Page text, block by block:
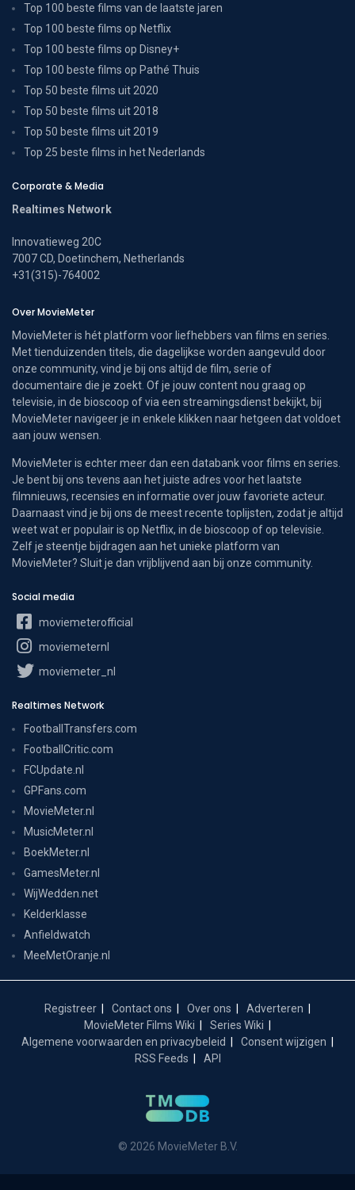
Top 100 beste films van de laatste jaren
Top 100 beste films op Netflix
Top 100 beste films op Disney+
Top 100 beste films op Pathé Thuis
Top 50 beste films uit 2020
Top 50 beste films uit 2018
Top 50 beste films uit 2019
Top 25 beste films in het Nederlands
Corporate & Media
Realtimes Network
Innovatieweg 20C
7007 CD, Doetinchem, Netherlands
+31(315)-764002
Over MovieMeter
MovieMeter is hét platform voor liefhebbers van films en series.
Met tienduizenden titels, die dagelijkse worden aangevuld door
onze community, vind je bij ons altijd de film, serie of
documentaire die je zoekt. Of je jouw content nou graag op
televisie, in de bioscoop of via een streamingsdienst bekijkt, bij
MovieMeter navigeer je in enkele klikken naar hetgeen dat voldoet
aan jouw wensen.
MovieMeter is echter meer dan een databank voor films en series.
Je bent bij ons tevens aan het juiste adres voor het laatste
filmnieuws, recensies en informatie over jouw favoriete acteur.
Daarnaast vind je bij ons de meest recente toplijsten, zodat je altijd
weet wat er populair is op Netflix, in de bioscoop of op televisie.
Zelf je steentje bijdragen aan het unieke platform van
MovieMeter? Sluit je dan vrijblijvend aan bij onze community.
Social media
moviemeterofficial
moviemeternl
moviemeter_nl
Realtimes Network
FootballTransfers.com
FootballCritic.com
FCUpdate.nl
GPFans.com
MovieMeter.nl
MusicMeter.nl
BoekMeter.nl
GamesMeter.nl
WijWedden.net
Kelderklasse
Anfieldwatch
MeeMetOranje.nl
Registreer Contact ons Over ons
Adverteren
MovieMeter Films Wiki
Series Wiki
Algemene voorwaarden en privacybeleid
Consent wijzigen
RSS Feeds
API
© 2026 MovieMeter B.V.